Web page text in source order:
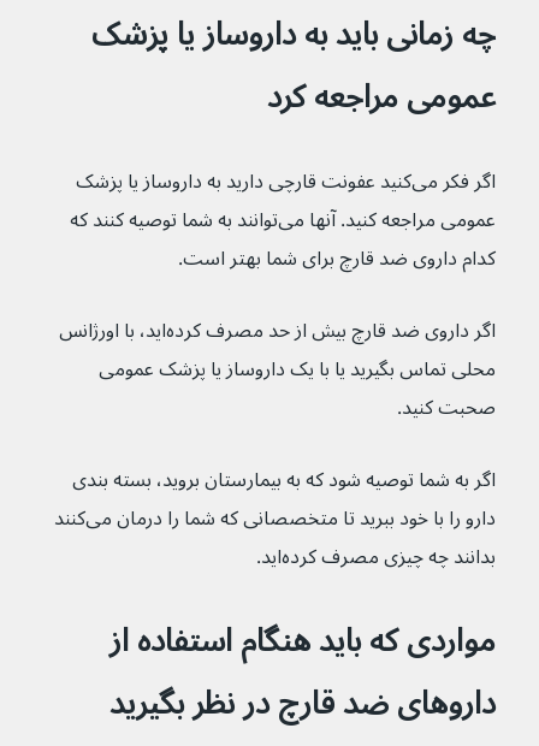
چه زمانی باید به داروساز یا پزشک
عمومی مراجعه کرد
اگر فکر می‌کنید عفونت قارچی دارید به داروساز یا پزشک
عمومی مراجعه کنید. آنها می‌توانند به شما توصیه کنند که
کدام داروی ضد قارچ برای شما بهتر است.
اگر داروی ضد قارچ بیش از حد مصرف کرده‌اید، با اورژانس
محلی تماس بگیرید یا با یک داروساز یا پزشک عمومی
صحبت کنید.
اگر به شما توصیه شود که به بیمارستان بروید، بسته بندی
دارو را با خود ببرید تا متخصصانی که شما را درمان می‌کنند
بدانند چه چیزی مصرف کرده‌اید.
مواردی که باید هنگام استفاده از
داروهای ضد قارچ در نظر بگیرید